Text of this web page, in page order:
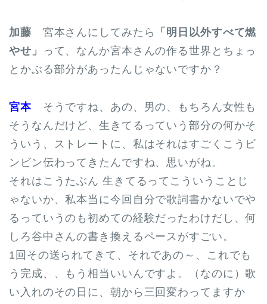
加藤 宮本さんにしてみたら
「明日以外すべて燃
やせ」
って、なんか宮本さんの作る世界とちょっ
とかぶる部分があったんじゃないですか？
宮本 そうですね、あの、男の、もちろん女性も
そうなんだけど、生きてるっていう部分の何かそ
ういう、ストレートに、私はそれはすごくこうビ
ンビン伝わってきたんですね、思いがね。
それはこうたぶん 生きてるってこういうことじ
ゃないか、私本当に今回自分で歌詞書かないでや
るっていうのも初めての経験だったわけだし、何
しろ谷中さんの書き換えるペースがすごい。
1回その送られてきて、それであの～、これでも
う完成、、もう相当いいんですよ。（なのに）歌
い入れのその日に、朝から三回変わってますか